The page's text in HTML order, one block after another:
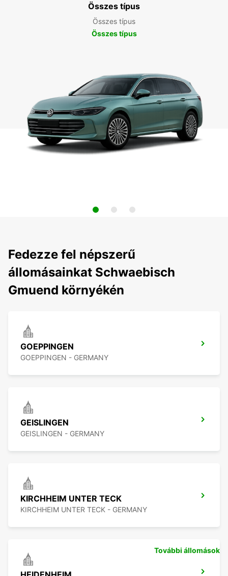
Összes típus
Összes típus
Összes típus
Fedezze fel népszerű
állomásainkat Schwaebisch
Gmuend környékén
GOEPPINGEN
GOEPPINGEN - GERMANY
GEISLINGEN
GEISLINGEN - GERMANY
KIRCHHEIM UNTER TECK
KIRCHHEIM UNTER TECK - GERMANY
További állomások